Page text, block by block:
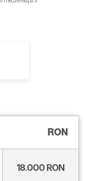
RON
18.000 RON